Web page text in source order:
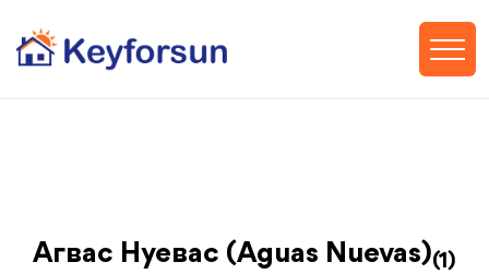
Агвас Нуевас (Aguas Nuevas)(1)